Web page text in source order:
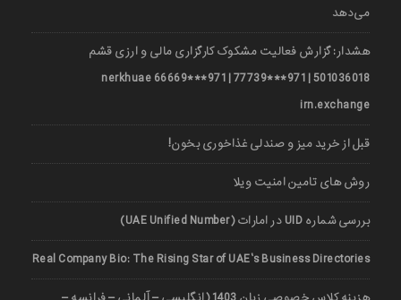
می‌دهد
هشدار: گزارش فعالیت مشکوک کارگزاری مالی و ارزی قشم
501036018 | 971***77739 | 971***66669 nerkhuae
irn.exchange
قبل از خرید میز و صندلی غذاخوری بخون!
روش های تامین امنیت ویلا
بررسی شماره UID در امارات (UAE Unified Number)
Real Company Bio: The Rising Star of UAE’s Business Directories